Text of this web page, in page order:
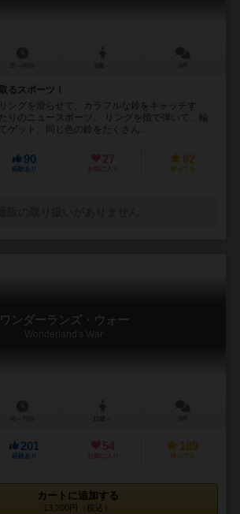
るスポーツ！
ングを滑らせて、カラフルな鈴をキャッチす
りのニュースポーツ。 リングを指で弾いて、輪
ゲット。同じ色の鈴をたくさん...
90
経験あり
27
お気に入り
92
持ってる
ワンダーランズ・ウォー
Wonderland's War
201
経験あり
54
お気に入り
189
持ってる
カートに追加する
13,200円（税込）